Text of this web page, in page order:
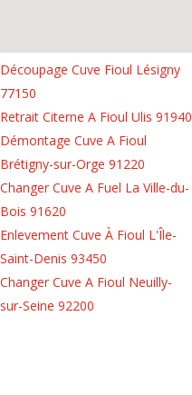
Découpage Cuve Fioul Lésigny
77150
Retrait Citerne A Fioul Ulis 91940
Démontage Cuve A Fioul
Brétigny-sur-Orge 91220
Changer Cuve A Fuel La Ville-du-
Bois 91620
Enlevement Cuve À Fioul L'Île-
Saint-Denis 93450
Changer Cuve A Fioul Neuilly-
sur-Seine 92200